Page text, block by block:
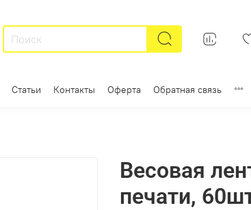
Статьи Контакты Оферта Обратная связь
Весовая
печати,